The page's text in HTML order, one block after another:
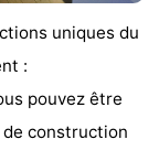
uniques du
:
pouvez être
construction